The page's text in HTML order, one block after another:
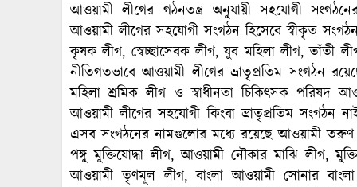
আওয়ামী লীগের গঠনতন্ত্র অনুযায়ী সহযোগী
আওয়ামী লীগের সহযোগী সংগঠন হিসেবে স্বীকৃত
কৃষক লীগ, স্বেচ্ছাসেবক লীগ, যুব মহিলা লীগ, তাঁতী
নীতিগতভাবে আওয়ামী লীগের ভ্রাতৃপ্রতিম সংগঠন
মহিলা শ্রমিক লীগ ও স্বাধীনতা চিকিৎসক পরিষদ
আওয়ামী লীগের সহযোগী কিংবা ভ্রাতৃপ্রতিম সংগঠন
এসব সংগঠনের নামগুলোর মধ‌্যে রয়েছে আওয়ামী
পঙ্গু মুক্তিযোদ্ধা লীগ, আওয়ামী নৌকার মাঝি লীগ,
আওয়ামী তৃণমূল লীগ, বাংলা আওয়ামী সোনার